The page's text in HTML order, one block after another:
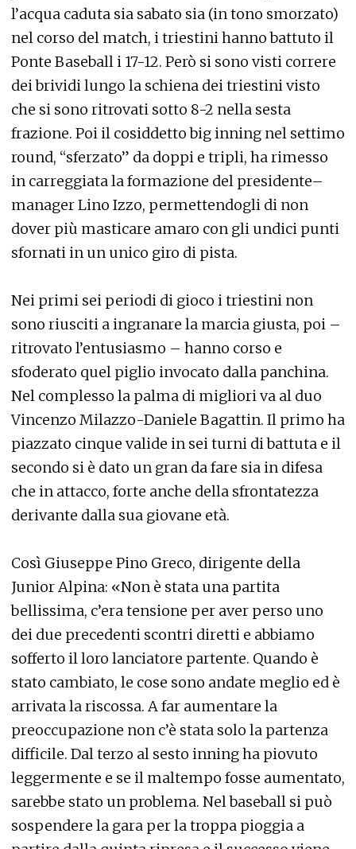
l’acqua caduta sia sabato sia (in tono smorzato)
nel corso del match, i triestini hanno battuto il
Ponte Baseball i 17-12. Però si sono visti correre
dei brividi lungo la schiena dei triestini visto
che si sono ritrovati sotto 8-2 nella sesta
frazione. Poi il cosiddetto big inning nel settimo
round, “sferzato” da doppi e tripli, ha rimesso
in carreggiata la formazione del presidente–
manager Lino Izzo, permettendogli di non
dover più masticare amaro con gli undici punti
sfornati in un unico giro di pista.
Nei primi sei periodi di gioco i triestini non
sono riusciti a ingranare la marcia giusta, poi –
ritrovato l’entusiasmo – hanno corso e
sfoderato quel piglio invocato dalla panchina.
Nel complesso la palma di migliori va al duo
Vincenzo Milazzo-Daniele Bagattin. Il primo ha
piazzato cinque valide in sei turni di battuta e il
secondo si è dato un gran da fare sia in difesa
che in attacco, forte anche della sfrontatezza
derivante dalla sua giovane età.
Così Giuseppe Pino Greco, dirigente della
Junior Alpina: «Non è stata una partita
bellissima, c’era tensione per aver perso uno
dei due precedenti scontri diretti e abbiamo
sofferto il loro lanciatore partente. Quando è
stato cambiato, le cose sono andate meglio ed è
arrivata la riscossa. A far aumentare la
preoccupazione non c’è stata solo la partenza
difficile. Dal terzo al sesto inning ha piovuto
leggermente e se il maltempo fosse aumentato,
sarebbe stato un problema. Nel baseball si può
sospendere la gara per la troppa pioggia a